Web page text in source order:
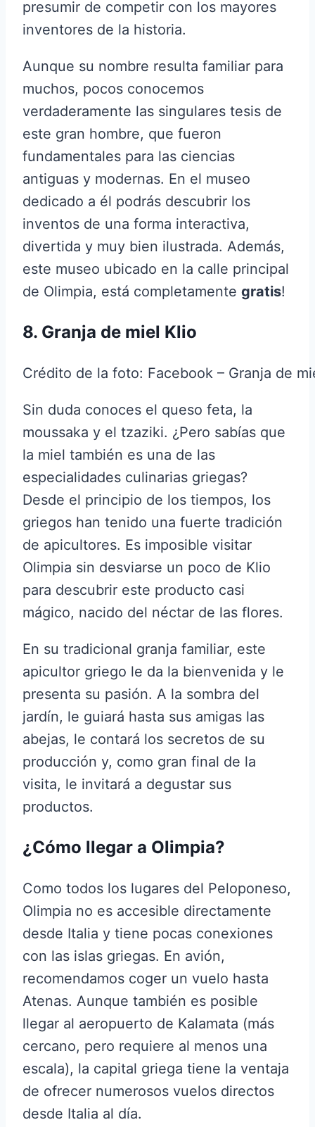
presumir de competir con los mayores
inventores de la historia.
Aunque su nombre resulta familiar para
muchos, pocos conocemos
verdaderamente las singulares tesis de
este gran hombre, que fueron
fundamentales para las ciencias
antiguas y modernas. En el museo
dedicado a él podrás descubrir los
inventos de una forma interactiva,
divertida y muy bien ilustrada. Además,
este museo ubicado en la calle principal
de Olimpia, está completamente gratis!
8. Granja de miel Klio
Crédito de la foto: Facebook – Granja de
Sin duda conoces el queso feta, la
moussaka y el tzaziki. ¿Pero sabías que
la miel también es una de las
especialidades culinarias griegas?
Desde el principio de los tiempos, los
griegos han tenido una fuerte tradición
de apicultores. Es imposible visitar
Olimpia sin desviarse un poco de Klio
para descubrir este producto casi
mágico, nacido del néctar de las flores.
En su tradicional granja familiar, este
apicultor griego le da la bienvenida y le
presenta su pasión. A la sombra del
jardín, le guiará hasta sus amigas las
abejas, le contará los secretos de su
producción y, como gran final de la
visita, le invitará a degustar sus
productos.
¿Cómo llegar a Olimpia?
Como todos los lugares del Peloponeso,
Olimpia no es accesible directamente
desde Italia y tiene pocas conexiones
con las islas griegas. En avión,
recomendamos coger un vuelo hasta
Atenas. Aunque también es posible
llegar al aeropuerto de Kalamata (más
cercano, pero requiere al menos una
escala), la capital griega tiene la ventaja
de ofrecer numerosos vuelos directos
desde Italia al día.